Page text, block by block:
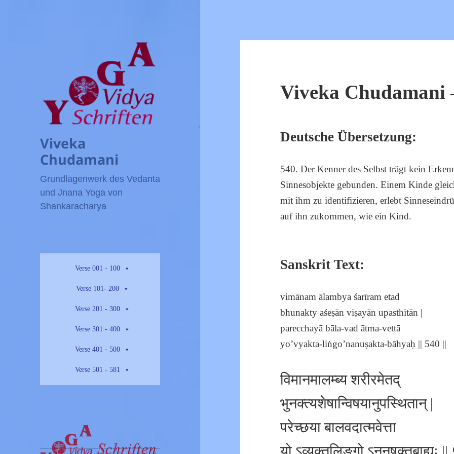
Viveka
Chudamani
Grundlagenwerk des Vedanta
und Jnana Yoga von
Shankaracharya
Verse 001 - 100
Verse 101- 200
Verse 201 - 300
Verse 301 - 400
Verse 401 - 500
Verse 501 - 581
Viveka Chudamani
Deutsche Übersetzung:
540. Der Kenner des Selbst trägt kein
Sinnesobjekte gebunden. Einem Kinde
mit ihm zu identifizieren, erlebt
auf ihn zukommen, wie ein Kind.
Sanskrit Text:
vimānam ālambya śarīram etad
bhunakty aśeṣān viṣayān upasthitān |
parecchayā bāla-vad ātma-vettā
yo’vyakta-liṅgo’nanuṣakta-bāhyaḥ || 540 ||
विमानमालम्ब्य शरीरमेतद्
भुनक्त्यशेषान्विषयानुपस्थितान् |
परेच्छया बालवदात्मवेत्ता